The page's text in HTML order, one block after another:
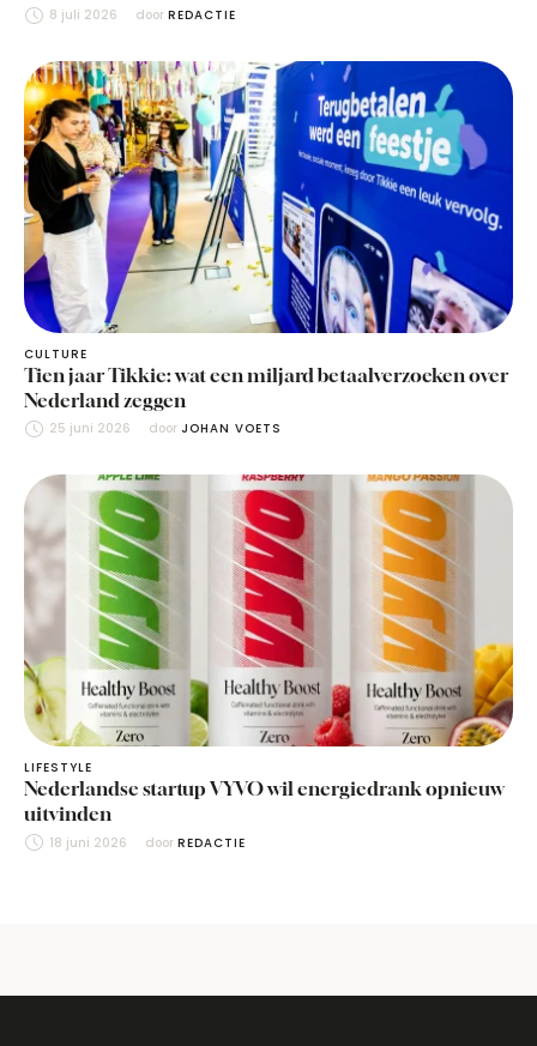
8 juli 2026 door REDACTIE
CULTURE
Tien jaar Tikkie: wat een miljard betaalverzoeken over
Nederland zeggen
25 juni 2026 door JOHAN VOETS
LIFESTYLE
Nederlandse startup VYVO wil energiedrank opnieuw
uitvinden
18 juni 2026 door REDACTIE